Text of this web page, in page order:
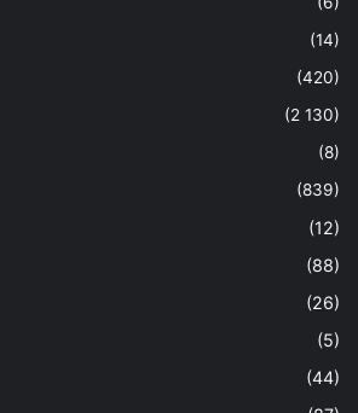
(14)
(420)
(2 130)
(8)
(839)
(12)
(88)
(26)
(5)
(44)